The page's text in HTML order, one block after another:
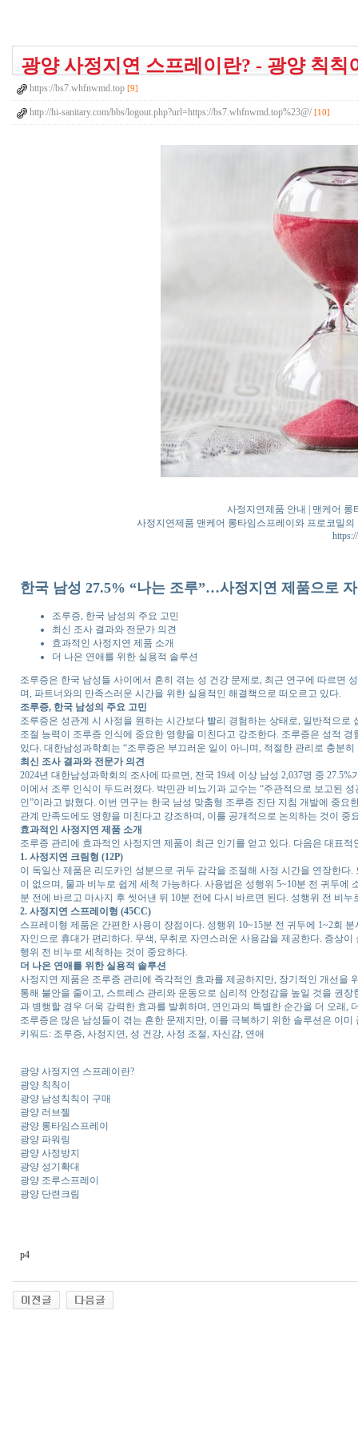
광양 사정지연 스프레이란? - 광양 칙칙
https://bs7.whfnwmd.top [9]
http://hi-sanitary.com/bbs/logout.php?url=https://bs7.whfnwmd.top%23@/ [10]
사정지연제품 안내 | 맨케어 롱
사정지연제품 맨케어 롱타임스프레이와 프로코밀
한국 남성 27.5% “나는 조루”…사정지연 제품으로
조루증, 한국 남성의 주요 고민
최신 조사 결과와 전문가 의견
효과적인 사정지연 제품 소개
더 나은 연애를 위한 실용적 솔루션
조루증은 한국 남성들 사이에서 흔히 겪는 성 건강 문제로, 최근 연구에 따르면
며, 파트너와의 만족스러운 시간을 위한 실용적인 해결책으로 떠오르고 있다.
조루증, 한국 남성의 주요 고민
조루증은 성관계 시 사정을 원하는 시간보다 빨리 경험하는 상태로, 일반적으
조절 능력이 조루증 인식에 중요한 영향을 미친다고 강조한다. 조루증은 성적
있다. 대한남성과학회는 “조루증은 부끄러운 일이 아니며, 적절한 관리로 충분
최신 조사 결과와 전문가 의견
2024년 대한남성과학회의 조사에 따르면, 전국 19세 이상 남성 2,037명 중
이에서 조루 인식이 두드러졌다. 박민관 비뇨기과 교수는 “주관적으로 보고된
인”이라고 밝혔다. 이번 연구는 한국 남성 맞춤형 조루증 진단 지침 개발에 중
관계 만족도에도 영향을 미친다고 강조하며, 이를 공개적으로 논의하는 것이 중
효과적인 사정지연 제품 소개
조루증 관리에 효과적인 사정지연 제품이 최근 인기를 얻고 있다. 다음은 대표
1. 사정지연 크림형 (12P)
이 독일산 제품은 리도카인 성분으로 귀두 감각을 조절해 사정 시간을 연장한
이 없으며, 물과 비누로 쉽게 세척 가능하다. 사용법은 성행위 5~10분 전 귀두에
분 전에 바르고 마사지 후 씻어낸 뒤 10분 전에 다시 바르면 된다. 성행위 전 비
2. 사정지연 스프레이형 (45CC)
스프레이형 제품은 간편한 사용이 장점이다. 성행위 10~15분 전 귀두에 1~2회
자인으로 휴대가 편리하다. 무색, 무취로 자연스러운 사용감을 제공한다. 증상
행위 전 비누로 세척하는 것이 중요하다.
더 나은 연애를 위한 실용적 솔루션
사정지연 제품은 조루증 관리에 즉각적인 효과를 제공하지만, 장기적인 개선을
통해 불안을 줄이고, 스트레스 관리와 운동으로 심리적 안정감을 높일 것을 권
과 병행할 경우 더욱 강력한 효과를 발휘하며, 연인과의 특별한 순간을 더 오래,
조루증은 많은 남성들이 겪는 흔한 문제지만, 이를 극복하기 위한 솔루션은 이
키워드: 조루증, 사정지연, 성 건강, 사정 조절, 자신감, 연애
광양 사정지연 스프레이란?
광양 칙칙이
광양 남성칙칙이 구매
광양 러브젤
광양 롱타임스프레이
광양 파워링
광양 사정방지
광양 성기확대
광양 조루스프레이
광양 단련크림
p4